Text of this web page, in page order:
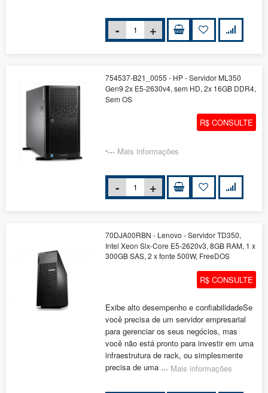
754537-B21_0055 - HP - Servidor ML350
Gen9 2x E5-2630v4, sem HD, 2x 16GB DDR4,
Sem OS
R$ CONSULTE
-... Mais informações
70DJA00RBN - Lenovo - Servidor TD350,
Intel Xeon Six-Core E5-2620v3, 8GB RAM, 1 x
300GB SAS, 2 x fonte 500W, FreeDOS
R$ CONSULTE
Exibe alto desempenho e confiabilidadeSe
você precisa de um servidor empresarial
para gerenciar os seus negócios, mas
você não está pronto para investir em uma
infraestrutura de rack, ou simplesmente
precisa de uma ... Mais informações